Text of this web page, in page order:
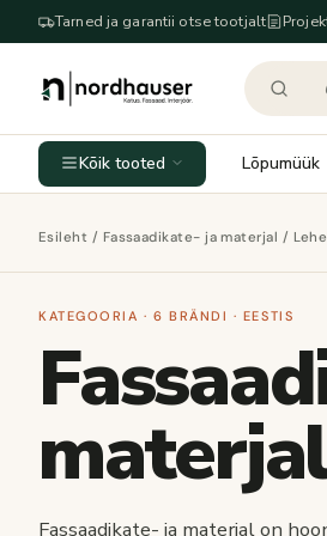
Tarned ja garantii otse tootjalt
Kõik tooted Lõpumüük
Esileht / Fassaadikate- ja materjal /
KATEGOORIA · 6 BRÄNDI · EESTIS
Fassaadikate- ja materjal on